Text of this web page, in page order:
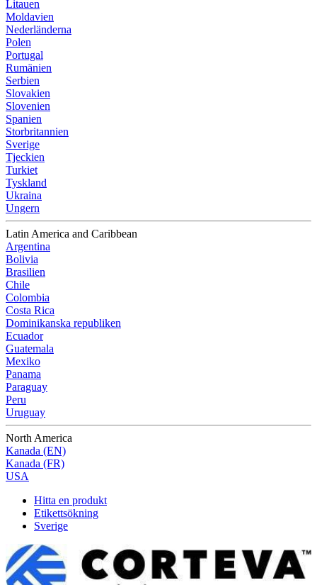
Litauen
Moldavien
Nederländerna
Polen
Portugal
Rumänien
Serbien
Slovakien
Slovenien
Spanien
Storbritannien
Sverige
Tjeckien
Turkiet
Tyskland
Ukraina
Ungern
Latin America and Caribbean
Argentina
Bolivia
Brasilien
Chile
Colombia
Costa Rica
Dominikanska republiken
Ecuador
Guatemala
Mexiko
Panama
Paraguay
Peru
Uruguay
North America
Kanada (EN)
Kanada (FR)
USA
Hitta en produkt
Etikettsökning
Sverige